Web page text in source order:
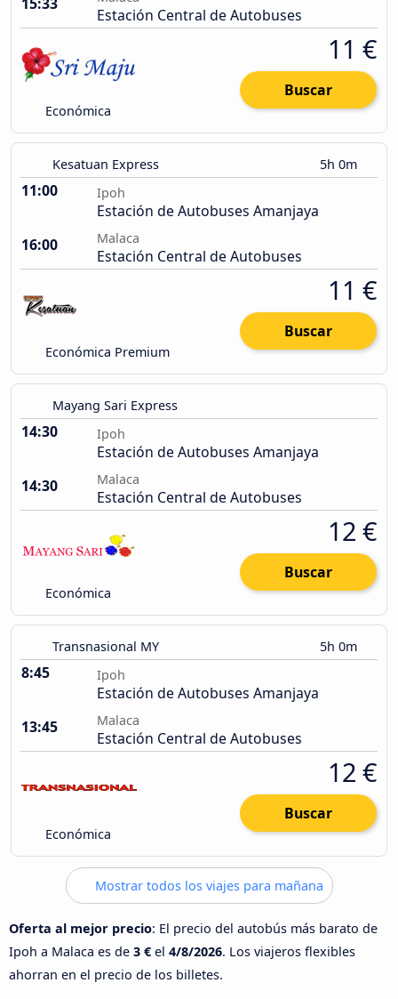
Estación Central de Autobuses
Económica
11 €
Buscar
Kesatuan Express 5h 0m
11:00 Ipoh
Estación de Autobuses Amanjaya
16:00
Malaca
Estación Central de Autobuses
Económica Premium
11 €
Buscar
Mayang Sari Express
14:30 Ipoh
Estación de Autobuses Amanjaya
14:30
Malaca
Estación Central de Autobuses
Económica
12 €
Buscar
Transnasional MY 5h 0m
8:45 Ipoh
Estación de Autobuses Amanjaya
13:45
Malaca
Estación Central de Autobuses
Económica
12 €
Buscar
Mostrar todos los viajes para mañana
Oferta al mejor precio: El precio del autobús más barato de
Ipoh a Malaca es de 3 € el 4/8/2026. Los viajeros flexibles
ahorran en el precio de los billetes.